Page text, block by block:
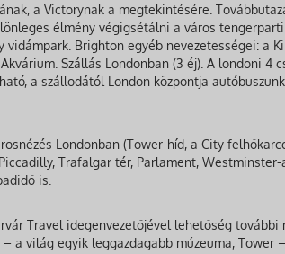
a Victorynak a megtekintésére.
élmény végigsétálni a város
vidámpark. Brighton egyéb nevezetességei: a
Szállás Londonban (3 éj). A londoni 4
a szállodától London központja
Londonban (Tower-híd, a City
Trafalgar tér, Parlament, Westminster-
is.
Travel idegenvezetőjével lehetőség további
a világ egyik leggazdagabb múzeuma, Tower